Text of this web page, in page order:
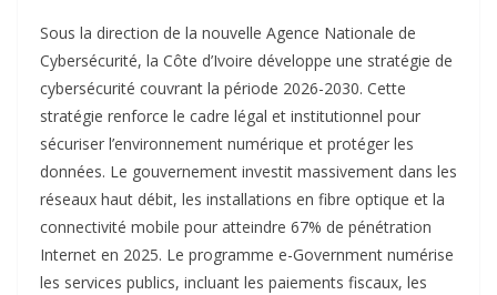
Sous la direction de la nouvelle Agence Nationale de
Cybersécurité, la Côte d’Ivoire développe une stratégie de
cybersécurité couvrant la période 2026-2030. Cette
stratégie renforce le cadre légal et institutionnel pour
sécuriser l’environnement numérique et protéger les
données. Le gouvernement investit massivement dans les
réseaux haut débit, les installations en fibre optique et la
connectivité mobile pour atteindre 67% de pénétration
Internet en 2025. Le programme e-Government numérise
les services publics, incluant les paiements fiscaux, les